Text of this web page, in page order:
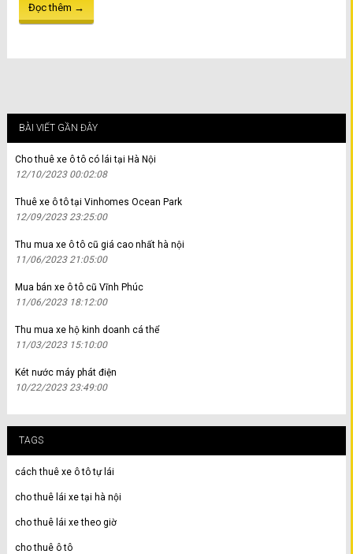
Đọc thêm →
BÀI VIẾT GẦN ĐÂY
Cho thuê xe ô tô có lái tại Hà Nội
12/10/2023 00:02:08
Thuê xe ô tô tại Vinhomes Ocean Park
12/09/2023 23:25:00
Thu mua xe ô tô cũ giá cao nhất hà nội
11/06/2023 21:05:00
Mua bán xe ô tô cũ Vĩnh Phúc
11/06/2023 18:12:00
Thu mua xe hộ kinh doanh cá thể
11/03/2023 15:10:00
Két nước máy phát điện
10/22/2023 23:49:00
TAGS
cách thuê xe ô tô tự lái
cho thuê lái xe tại hà nội
cho thuê lái xe theo giờ
cho thuê ô tô